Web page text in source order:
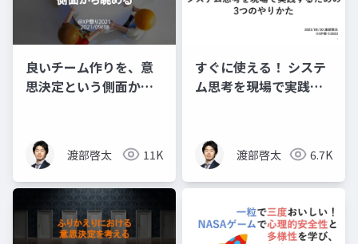
良いチーム作りを、意
思決定という側面から
渡部啓太 11K
すぐに使える！ システ
ム思考を現場で実践す
渡部啓太 6.7K